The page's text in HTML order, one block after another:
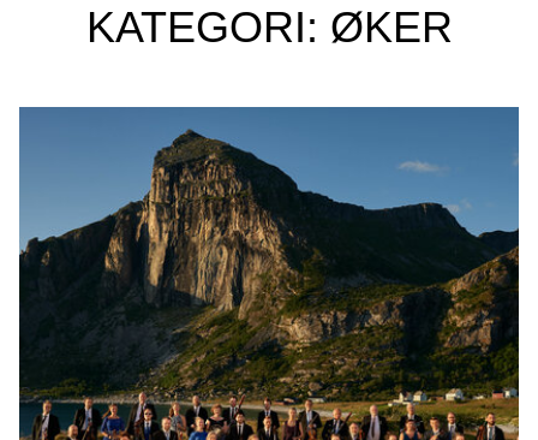
KATEGORI: ØKER